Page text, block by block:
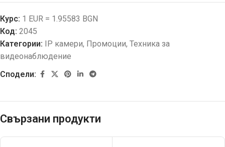
Курс: 1 EUR = 1.95583 BGN
Код: 2045
Категории: IP камери, Промоции, Техника за
видеонаблюдение
Сподели:
Свързани продукти